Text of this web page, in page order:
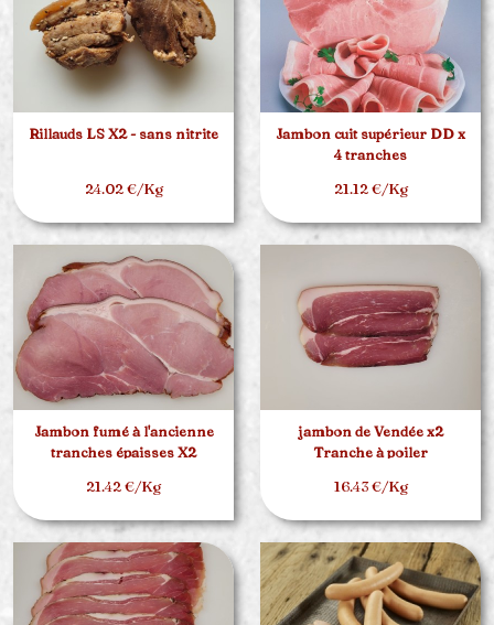
Rillauds LS X2 - sans nitrite
24.02 €/Kg
Jambon cuit supérieur DD x
4 tranches
21.12 €/Kg
Jambon fumé à l'ancienne
tranches épaisses X2
21.42 €/Kg
jambon de Vendée x2
Tranche à poiler
16.43 €/Kg